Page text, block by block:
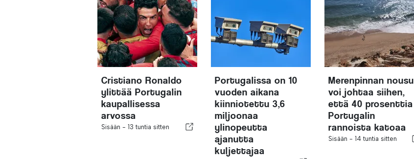
Cristiano Ronaldo
ylittää Portugalin
kaupallisessa
arvossa
Sisään -13 tuntia sitten
Portugalissa on 10
vuoden aikana
kiinniotettu 3,6
miljoonaa
ylinopeutta
ajanutta
kuljettajaa
Merenpinnan nousu
voi johtaa siihen,
että 40 prosenttia
Portugalin
rannoista katoaa
Sisään - 14 tuntia sitten